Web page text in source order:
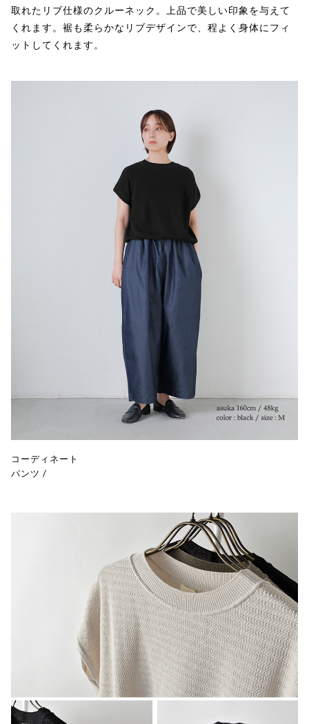
取れたリブ仕様のクルーネック。上品で美しい印象を与えて
くれます。裾も柔らかなリブデザインで、程よく身体にフィ
ットしてくれます。
コーディネート
パンツ /